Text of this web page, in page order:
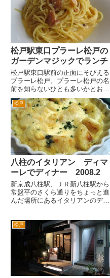
たり(^_^;)と言ってわかる人は、
同世代以上ですね。昔北海道拓殖
銀行があったビルの並びな...
松戸駅東口プラーレ松戸の
ガーデンマジックでランチ
松戸駅東口駅前の正面にそびえる
プラーレ松戸。プラーレ松戸の名
前を知らないひとも多いかとおも
いますが、建物の左側半分はイト
ーヨーカドー松戸店です。右半分
がプラーレ松戸という複合商業ビ
ルということです。 プラーレ松
戸ビルの屋上フロアにペントハ
ウ...
松戸
八柱のイタリアン ディマ
ーレでディナー 2008.2
新京成八柱駅、ＪＲ新八柱駅から
常盤平のさくら通りをちょっと進
んだ場所にあるイタリアンのディ
ィナーでした。駐車場は、すいて
ました。夜のディナーは、パスタ
ディナーが、約１８００円くら
松戸